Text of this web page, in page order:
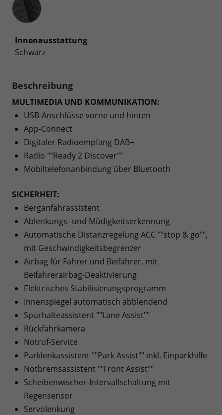
Innenausstattung
Schwarz
Beschreibung
MULTIMEDIA UND KOMMUNIKATION:
USB-Anschlüsse vorne und hinten
App-Connect
Digitaler Radioempfang DAB+
Radio ""Ready 2 Discover""
Mobiltelefonanbindung über Bluetooth
SICHERHEIT:
Berganfahrassistent
Ablenkungs- und Müdigkeitserkennung
Automatische Distanzregelung ACC ""stop & go"",
mit Geschwindigkeitsbegrenzer
Airbag für Fahrer und Beifahrer, mit
Beifahrerairbag-Deaktivierung
Elektrisches Stabilisierungsprogramm
Innenspiegel automatisch abblendend
Spurhalteassistent ""Lane Assist""
Rückfahrkamera
Notruf-Service
Parklenkassistent ""Park Assist"" inkl. Einparkhilfe
Notbremsassistent ""Front Assist""
Scheibenwischer-Intervallschaltung mit
Regensensor
Servolenkung